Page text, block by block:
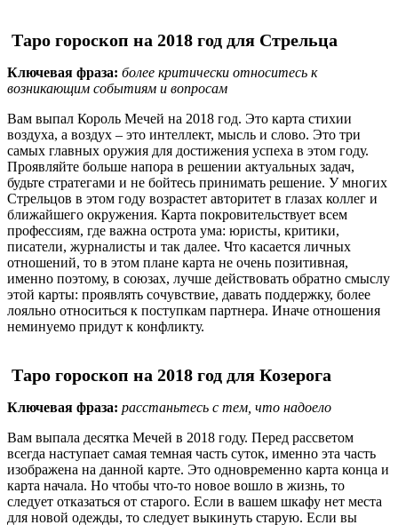
Таро гороскоп на 2018 год для Стрельца
Ключевая фраза: более критически относитесь к
возникающим событиям и вопросам
Вам выпал Король Мечей на 2018 год. Это карта стихии
воздуха, а воздух – это интеллект, мысль и слово. Это три
самых главных оружия для достижения успеха в этом году.
Проявляйте больше напора в решении актуальных задач,
будьте стратегами и не бойтесь принимать решение. У многих
Стрельцов в этом году возрастет авторитет в глазах коллег и
ближайшего окружения. Карта покровительствует всем
профессиям, где важна острота ума: юристы, критики,
писатели, журналисты и так далее. Что касается личных
отношений, то в этом плане карта не очень позитивная,
именно поэтому, в союзах, лучше действовать обратно смыслу
этой карты: проявлять сочувствие, давать поддержку, более
лояльно относиться к поступкам партнера. Иначе отношения
неминуемо придут к конфликту.
Таро гороскоп на 2018 год для Козерога
Ключевая фраза: расстаньтесь с тем, что надоело
Вам выпала десятка Мечей в 2018 году. Перед рассветом
всегда наступает самая темная часть суток, именно эта часть
изображена на данной карте. Это одновременно карта конца и
карта начала. Но чтобы что-то новое вошло в жизнь, то
следует отказаться от старого. Если в вашем шкафу нет места
для новой одежды, то следует выкинуть старую. Если вы